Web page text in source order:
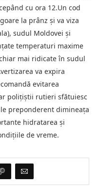
cu ora 12.Un cod
la prânz şi va viza
sudul Moldovei şi
temperaturi maxime
mai ridicate în sudul
va expira
evitarea
poliţiştii rutieri sfătuiesc
preponderent dimineaţa
hidratarea şi
de vreme.